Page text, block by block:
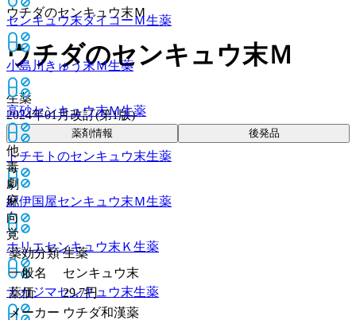
センキュウ末ダイコーＭ生薬
小島川きゅう末Ｍ生薬
高砂センキュウ末Ｍ生薬
トチモトのセンキュウ末生薬
紀伊国屋センキュウ末Ｍ生薬
ホリエセンキュウ末Ｋ 生薬
ナカジマセンキュウ末生薬
ウチダのセンキュウ末Ｍ
ウチダのセンキュウ末Ｍ
生薬
2024年01月改訂(第1版)
薬剤情報 後発品
他
毒
劇
麻
向
覚
薬効分類 生薬
一般名
センキュウ末
薬価
29.7円
メーカー ウチダ和漢薬